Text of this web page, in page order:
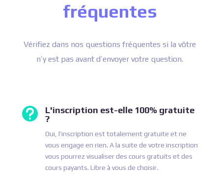
fréquentes
Vérifiez dans nos questions fréquentes si la vôtre
n’y est pas avant d’envoyer votre question.

L'inscription est-elle 100% gratuite
?
Oui, l’inscription est totalement gratuite et ne
vous engage en rien. A la suite de votre inscription
vous pourrez visualiser des cours gratuits et des
cours payants. Libre à vous de choisir.